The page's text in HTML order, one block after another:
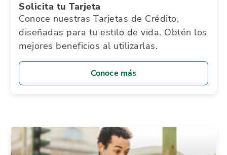
Solicita tu Tarjeta
Conoce nuestras Tarjetas de Crédito,
diseñadas para tu estilo de vida. Obtén los
mejores beneficios al utilizarlas.
Conoce más